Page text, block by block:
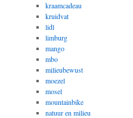
kraamcadeau
kruidvat
lidl
limburg
mango
mbo
milieubewust
moezel
mosel
mountainbike
natuur en milieu